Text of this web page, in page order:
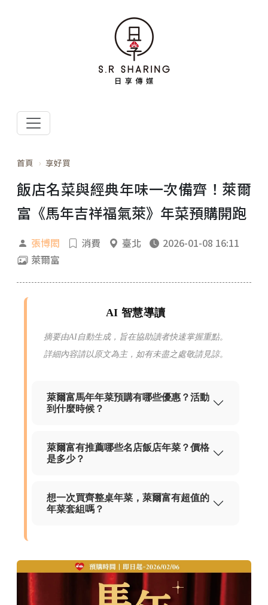
首頁 享好買
飯店名菜與經典年味一次備齊！萊爾
富《馬年吉祥福氣萊》年菜預購開跑
張博閎 消費 臺北
2026-01-08 16:11
萊爾富
AI 智慧導讀
摘要由AI自動生成，旨在協助讀者快速掌握重點。
詳細內容請以原文為主，如有未盡之處敬請見諒。
萊爾富馬年年菜預購有哪些優惠？活動
到什麼時候？
萊爾富有推薦哪些名店飯店年菜？價格
是多少？
想一次買齊整桌年菜，萊爾富有超值的
年菜套組嗎？